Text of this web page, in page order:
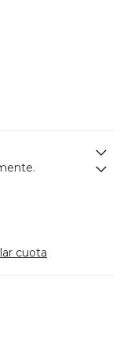
cuota